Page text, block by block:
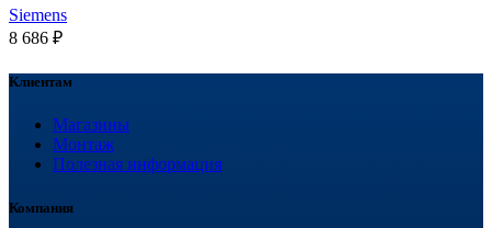
Siemens
8 686 ₽
Клиентам
Магазины
Монтаж
Полезная информация
Компания